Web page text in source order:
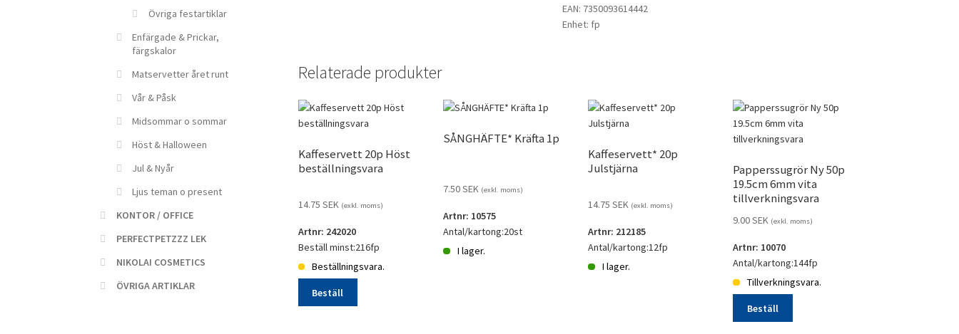
Leopard
rosa
mängd
EAN: 7350093614442
Enhet: fp
Relaterade produkter
Kaffeservett 20p Höst
beställningsvara
14.75 SEK (exkl. moms)
Artnr: 242020
Beställ minst:216fp
Beställningsvara.
Beställ
SÅNGHÄFTE* Kräfta 1p
7.50SEK (exkl. moms)
Artnr: 10575
Antal/kartong:20st
I lager.
Kaffeservett* 20p
Julstjärna
14.75SEK (exkl. moms)
Artnr: 212185
Antal/kartong:12fp
I lager.
Papperssugrör Ny 50p
19.5cm 6mm vita
tillverkningsvara
9.00SEK (exkl. moms)
Artnr: 10070
Antal/kartong:144fp
Tillverkningsvara.
Beställ
Övriga festartiklar
Enfärgade & Prickar,
färgskalor
Matservetter året runt
Vår & Påsk
Midsommar o sommar
Höst & Halloween
Jul & Nyår
Ljus teman o present
KONTOR / OFFICE
PERFECTPETZZZ LEK
NIKOLAI COSMETICS
ÖVRIGA ARTIKLAR